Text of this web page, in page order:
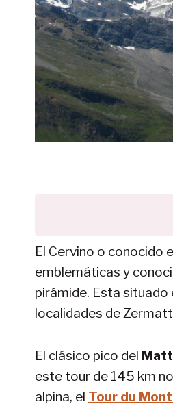
El Cervino o conocido
emblemáticas y
pirámide. Esta
localidades de
El clásico pico del
este tour de 145 km
alpina, el Tour du